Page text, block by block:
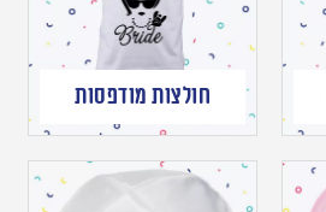
חולצות מודפסות